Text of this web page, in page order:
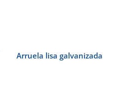
Arruela lisa galvanizada